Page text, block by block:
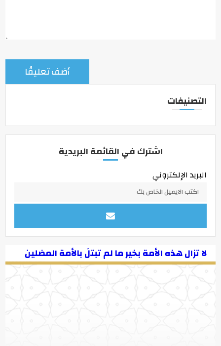
التصنيفات
اشترك في القائمة البريدية
البريد الإلكتروني
لا تزال هذه الأمة بخير ما لم تبتلَ بالأمة المضلين